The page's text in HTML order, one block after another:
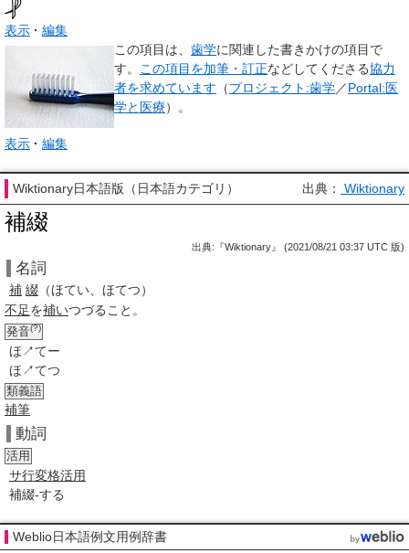
表示
編集
この項目は、 歯学に関連した書きかけの項目 で
す。 この項目を加筆・訂正などしてくださる協力
者を求めています （プロジェクト:歯学／Portal:医
学と医療）。
表示 編集
Wiktionary日本語版（日本語カテゴリ） 出典： Wiktionary
補綴
出典:『Wiktionary』 (2021/08/21 03:37 UTC 版)
名詞
補 綴 （ほてい、ほてつ）
不足を補いつづること。
発音(?)
ほ↗てー
ほ↗てつ
類義語
補筆
動詞
活用
サ行変格活用
補綴-する
Weblio日本語例文用例辞書